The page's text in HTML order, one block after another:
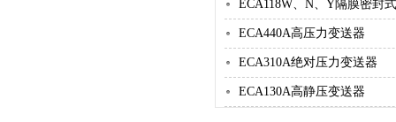
ECA118W、N、Y隔膜密封
ECA440A高压力变送器
ECA310A绝对压力变送器
ECA130A高静压变送器